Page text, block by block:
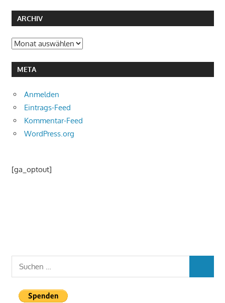
ARCHIV
Archiv
META
Anmelden
Eintrags-Feed
Kommentar-Feed
WordPress.org
[ga_optout]
Suchen
nach: